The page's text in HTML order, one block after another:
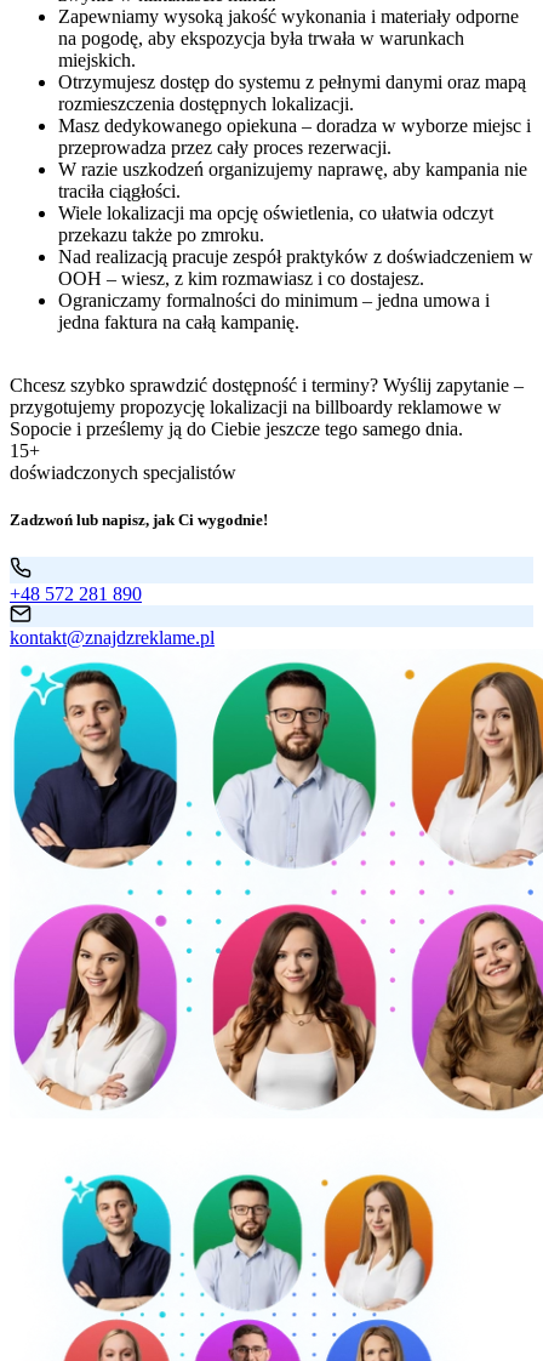
Zapewniamy wysoką jakość wykonania i materiały odporne
na pogodę, aby ekspozycja była trwała w warunkach
miejskich.
Otrzymujesz dostęp do systemu z pełnymi danymi oraz mapą
rozmieszczenia dostępnych lokalizacji.
Masz dedykowanego opiekuna – doradza w wyborze miejsc i
przeprowadza przez cały proces rezerwacji.
W razie uszkodzeń organizujemy naprawę, aby kampania nie
traciła ciągłości.
Wiele lokalizacji ma opcję oświetlenia, co ułatwia odczyt
przekazu także po zmroku.
Nad realizacją pracuje zespół praktyków z doświadczeniem w
OOH – wiesz, z kim rozmawiasz i co dostajesz.
Ograniczamy formalności do minimum – jedna umowa i
jedna faktura na całą kampanię.
Chcesz szybko sprawdzić dostępność i terminy? Wyślij zapytanie –
przygotujemy propozycję lokalizacji na billboardy reklamowe w
Sopocie i prześlemy ją do Ciebie jeszcze tego samego dnia.
15+
doświadczonych specjalistów
Zadzwoń lub napisz, jak Ci wygodnie!
+48 572 281 890
kontakt@znajdzreklame.pl